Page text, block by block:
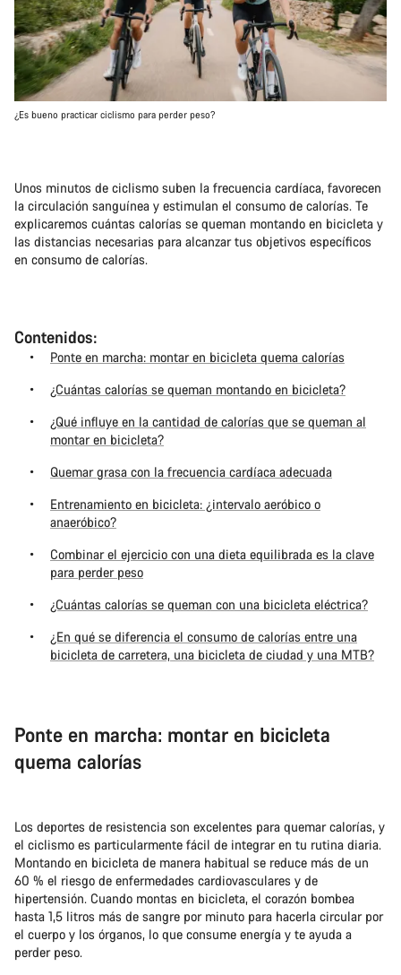
¿Es bueno practicar ciclismo para perder peso?
Unos minutos de ciclismo suben la frecuencia cardíaca, favorecen
la circulación sanguínea y estimulan el consumo de calorías. Te
explicaremos cuántas calorías se queman montando en bicicleta y
las distancias necesarias para alcanzar tus objetivos específicos
en consumo de calorías.
Contenidos:
Ponte en marcha: montar en bicicleta quema calorías
¿Cuántas calorías se queman montando en bicicleta?
¿Qué influye en la cantidad de calorías que se queman al
montar en bicicleta?
Quemar grasa con la frecuencia cardíaca adecuada
Entrenamiento en bicicleta: ¿intervalo aeróbico o
anaeróbico?
Combinar el ejercicio con una dieta equilibrada es la clave
para perder peso
¿Cuántas calorías se queman con una bicicleta eléctrica?
¿En qué se diferencia el consumo de calorías entre una
bicicleta de carretera, una bicicleta de ciudad y una MTB?
Ponte en marcha: montar en bicicleta
quema calorías
Los deportes de resistencia son excelentes para quemar calorías, y
el ciclismo es particularmente fácil de integrar en tu rutina diaria.
Montando en bicicleta de manera habitual se reduce más de un
60 % el riesgo de enfermedades cardiovasculares y de
hipertensión. Cuando montas en bicicleta, el corazón bombea
hasta 1,5 litros más de sangre por minuto para hacerla circular por
el cuerpo y los órganos, lo que consume energía y te ayuda a
perder peso.